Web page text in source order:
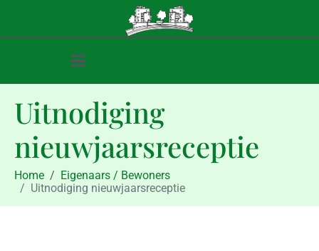
Uitnodiging
nieuwjaarsreceptie
Home
Eigenaars / Bewoners
Uitnodiging nieuwjaarsreceptie